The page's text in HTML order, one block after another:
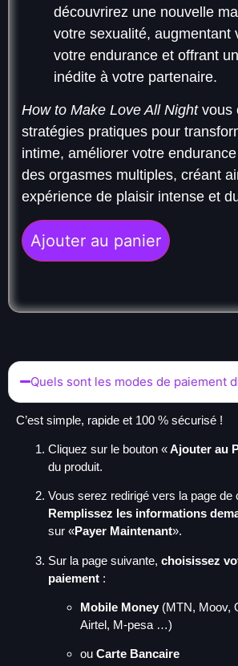
découvrirez une nouvelle
votre sexualité, augmentant
votre endurance et offrant
inédite à votre partenaire.
How to Make Love All Nightvous
stratégies pratiques pour
intime, améliorer votre
des orgasmes multiples, créant
expérience de plaisir intense et
Ajouter au panier
Quels sont les modes de paiement
C’est simple, rapide et 100 % sécurisé !
Cliquez sur le bouton «Ajouter au
du produit.
Vous serez redirigé vers la page de
Remplissez les informations
sur «Payer Maintenant».
Sur la page suivante, choisissez
paiement :
Mobile Money (MTN, Moov,
Airtel, M-pesa …)
ou Carte Bancaire